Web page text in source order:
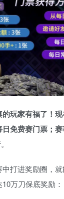
玩家有福了！
免费赛门票；
打进奖励圈，
万刀保底奖励：